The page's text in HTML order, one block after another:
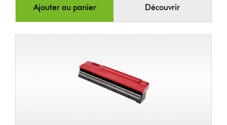
Ajouter au panier Découvrir